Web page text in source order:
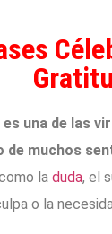
una de las
de muchos
la duda, el
o la